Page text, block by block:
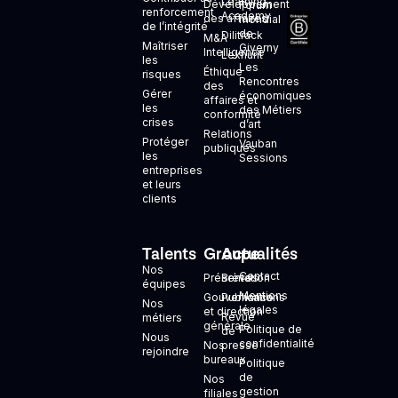
renforcement
de l’intégrité
Maîtriser
les
risques
Gérer
les
crises
Protéger
les
entreprises
et leurs
clients
Développement
des affaires
M&A
Intelligence
Éthique
des
affaires et
conformité
Relations
publiques
Academy
Dilitrack
Lexhunt
Forum
mondial
de
Giverny
Les
Rencontres
économiques
des Métiers
d’art
Vauban
Sessions
Talents
Nos
équipes
Nos
métiers
Nous
rejoindre
Groupe
Présentation
Gouvernance
et direction
générale
Nos
bureaux
Nos
filiales
Actualités
Brèves
Publications
Revue
de
presse
+
Contact
Mentions
légales
Politique de
confidentialité
Politique
de
gestion